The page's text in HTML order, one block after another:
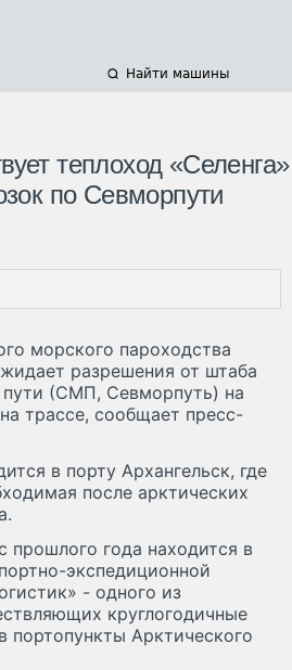
Найти машины
теплоход «Селенга»
по Севморпути
морского пароходства
разрешения от штаба
пути (СМП, Севморпуть) на
трассе, сообщает пресс-
в порту Архангельск, где
после арктических
прошлого года находится в
экспедиционной
- одного из
круглогодичные
портопункты Арктического